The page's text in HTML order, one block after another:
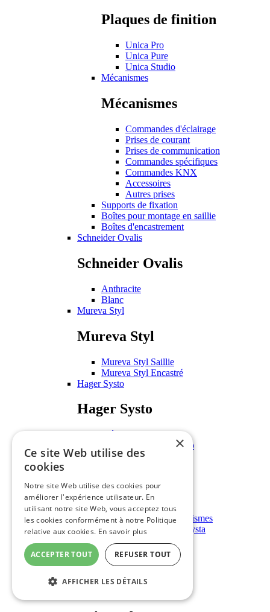
Plaques de finition
Unica Pro
Unica Pure
Unica Studio
Mécanismes
Mécanismes
Commandes d'éclairage
Prises de courant
Prises de communication
Commandes spécifiques
Commandes KNX
Accessoires
Autres prises
Supports de fixation
Boîtes pour montage en saillie
Boîtes d'encastrement
Schneider Ovalis
Schneider Ovalis
Anthracite
Blanc
Mureva Styl
Mureva Styl
Mureva Styl Saillie
Mureva Styl Encastré
Hager Systo
Hager Systo
Mécanismes Systo
Plaques et support Systo
Hager Kallysta
Hager Kallysta
Mécanismes Kallysta
Enjoliveurs pour mécanismes
Plaques de finition Kallysta
Equipement Industrie
×
Ce site Web utilise des
cookies
Notre site Web utilise des cookies pour
améliorer l'expérience utilisateur. En
utilisant notre site Web, vous acceptez tous
les cookies conformément à notre Politique
relative aux cookies. En savoir plus
ACCEPTER TOUT REFUSER TOUT
AFFICHER LES DÉTAILS